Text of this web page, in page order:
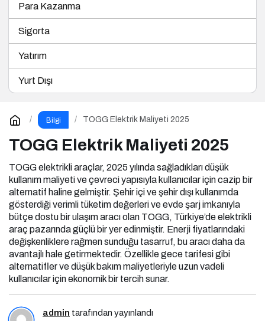
Para Kazanma
Sigorta
Yatırım
Yurt Dışı
Bilgi TOGG Elektrik Maliyeti 2025
TOGG Elektrik Maliyeti 2025
TOGG elektrikli araçlar, 2025 yılında sağladıkları düşük
kullanım maliyeti ve çevreci yapısıyla kullanıcılar için cazip bir
alternatif haline gelmiştir. Şehir içi ve şehir dışı kullanımda
gösterdiği verimli tüketim değerleri ve evde şarj imkanıyla
bütçe dostu bir ulaşım aracı olan TOGG, Türkiye’de elektrikli
araç pazarında güçlü bir yer edinmiştir. Enerji fiyatlarındaki
değişkenliklere rağmen sunduğu tasarruf, bu aracı daha da
avantajlı hale getirmektedir. Özellikle gece tarifesi gibi
alternatifler ve düşük bakım maliyetleriyle uzun vadeli
kullanıcılar için ekonomik bir tercih sunar.
admin tarafından yayınlandı